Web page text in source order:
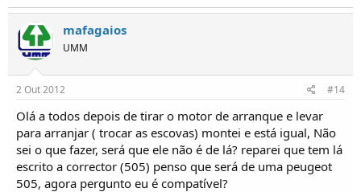
mafagaios
UMM
2 Out 2012 #14
Olá a todos depois de tirar o motor de arranque e levar
para arranjar ( trocar as escovas) montei e está igual, Não
sei o que fazer, será que ele não é de lá? reparei que tem lá
escrito a corrector (505) penso que será de uma peugeot
505, agora pergunto eu é compatível?